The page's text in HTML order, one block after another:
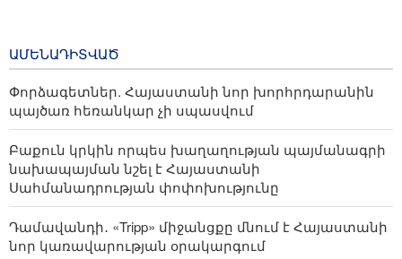
շրջանակային
համաձայնագրի`
Սահմանադրությանը
համապատասխանության
գործը
ԱՄԵՆԱԴԻՏՎԱԾ
Փորձագետներ. Հայաստանի նոր խորհրդարանին
պայծառ հեռանկար չի սպասվում
Բաքուն կրկին որպես խաղաղության պայմանագրի
նախապայման նշել է Հայաստանի
Սահմանադրության փոփոխությունը
Դամավանդի․ «Tripp» միջանցքը մնում է Հայաստանի
նոր կառավարության օրակարգում